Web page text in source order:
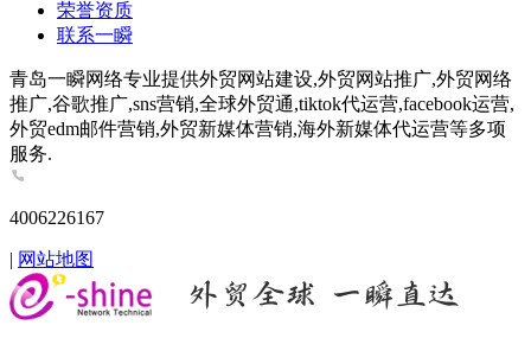
荣誉资质
联系一瞬
青岛一瞬网络专业提供外贸网站建设,外贸网站推广,外贸网络
推广,谷歌推广,sns营销,全球外贸通,tiktok代运营,facebook运营,
外贸edm邮件营销,外贸新媒体营销,海外新媒体代运营等多项
服务.
4006226167
| 网站地图